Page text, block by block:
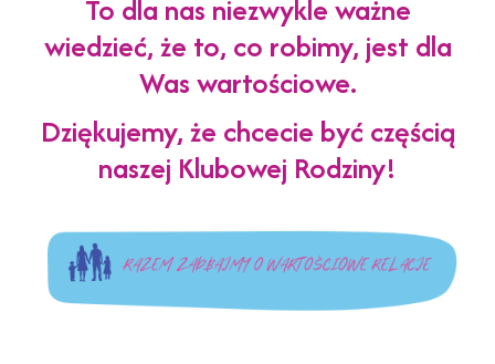
To dla nas niezwykle ważne
wiedzieć, że to, co robimy, jest dla
Was wartościowe.
Dziękujemy, że chcecie być częścią
naszej Klubowej Rodziny!